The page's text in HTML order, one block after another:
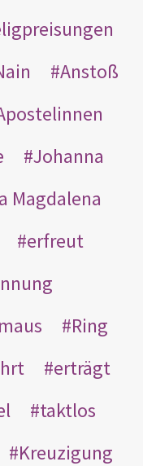
Anstoß
Johanna
Magdalena
erfreut
Ring
erträgt
taktlos
Kreuzigung